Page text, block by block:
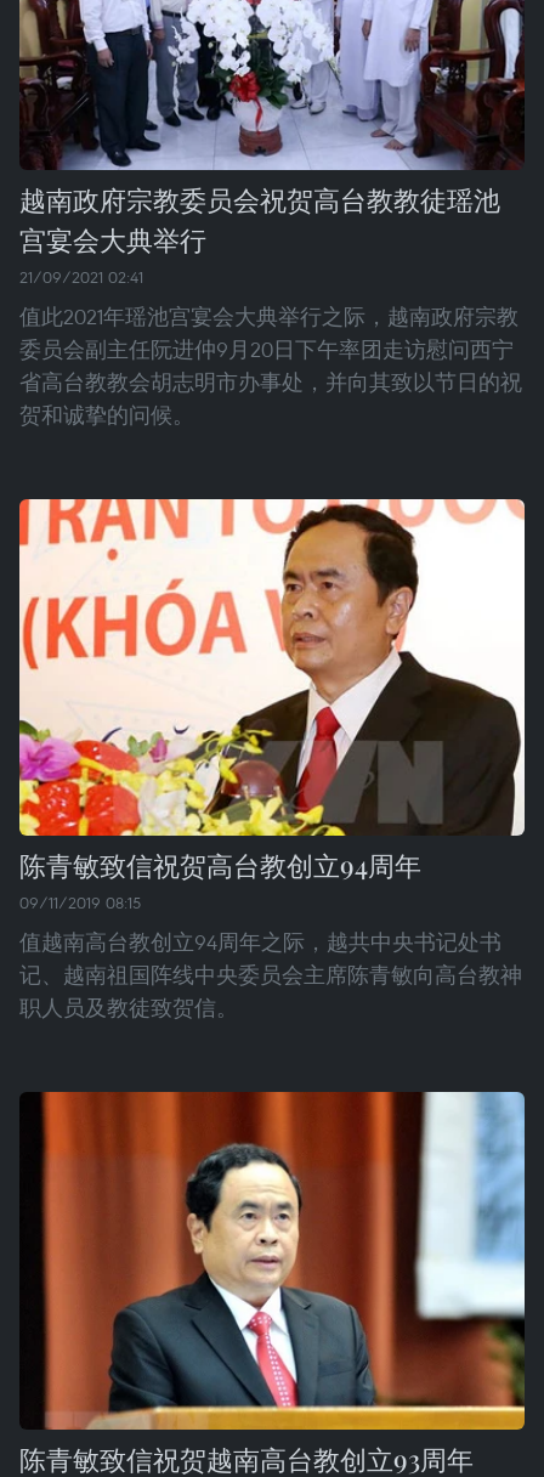
越南政府宗教委员会祝贺高台教教徒瑶池
宫宴会大典举行
21/09/2021 02:41
值此2021年瑶池宫宴会大典举行之际，越南政府宗教
委员会副主任阮进仲9月20日下午率团走访慰问西宁
省高台教教会胡志明市办事处，并向其致以节日的祝
贺和诚挚的问候。
陈青敏致信祝贺高台教创立94周年
09/11/2019 08:15
值越南高台教创立94周年之际，越共中央书记处书
记、越南祖国阵线中央委员会主席陈青敏向高台教神
职人员及教徒致贺信。
陈青敏致信祝贺越南高台教创立93周年